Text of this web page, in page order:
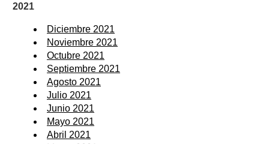
2021
Diciembre 2021
Noviembre 2021
Octubre 2021
Septiembre 2021
Agosto 2021
Julio 2021
Junio 2021
Mayo 2021
Abril 2021